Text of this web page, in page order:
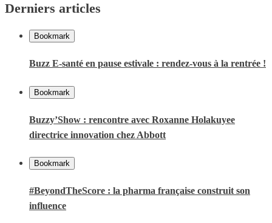
Derniers articles
Bookmark
Buzz E-santé en pause estivale : rendez-vous à la rentrée !
Bookmark
Buzzy’Show : rencontre avec Roxanne Holakuyee
directrice innovation chez Abbott
Bookmark
#BeyondTheScore : la pharma française construit son
influence